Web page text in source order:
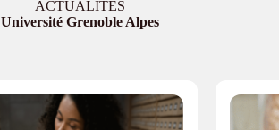
ACTUALITÉS
Université Grenoble Alpes